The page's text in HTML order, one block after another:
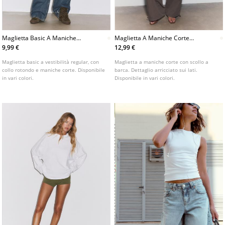
Maglietta Basic A Maniche
Corte Con Collo Rotondo
9,99 €
Maglietta basic a vestibilità regular, con
collo rotondo e maniche corte. Disponibile
in vari colori.
Maglietta A Maniche Corte
Con Scollo A Barca E
12,99 €
Maglietta a maniche corte con scollo a
barca. Dettaglio arricciato sui lati.
Disponibile in vari colori.